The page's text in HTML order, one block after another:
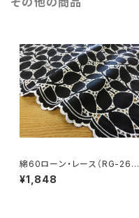
綿60ローン・レース（RG-2664
8-bko）
¥1,848